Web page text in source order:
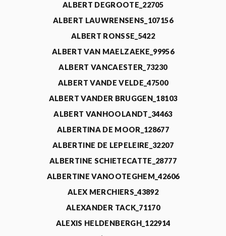
ALBERT DEGROOTE_22705
ALBERT LAUWRENSENS_107156
ALBERT RONSSE_5422
ALBERT VAN MAELZAEKE_99956
ALBERT VANCAESTER_73230
ALBERT VANDE VELDE_47500
ALBERT VANDER BRUGGEN_18103
ALBERT VANHOOLANDT_34463
ALBERTINA DE MOOR_128677
ALBERTINE DE LEPELEIRE_32207
ALBERTINE SCHIETECATTE_28777
ALBERTINE VANOOTEGHEM_42606
ALEX MERCHIERS_43892
ALEXANDER TACK_71170
ALEXIS HELDENBERGH_122914